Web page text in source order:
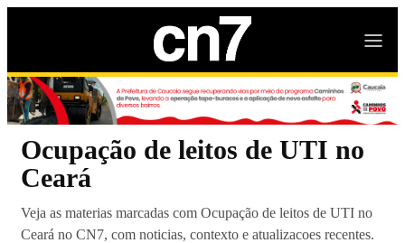
Ocupação de leitos de UTI no
Ceará
Veja as materias marcadas com Ocupação de leitos de UTI no
Ceará no CN7, com noticias, contexto e atualizacoes recentes.